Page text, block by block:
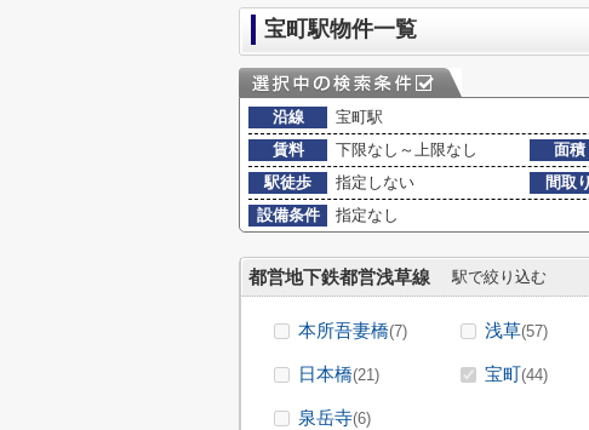
宝町駅物件一覧
沿線
宝町駅
賃料
下限なし～上限なし 面積
駅徒歩
指定しない 間取り
設備条件
指定なし
都営地下鉄都営浅草線 駅で絞り込む
本所吾妻橋(7) 浅草(57)
日本橋(21) 宝町(44)
泉岳寺(6)